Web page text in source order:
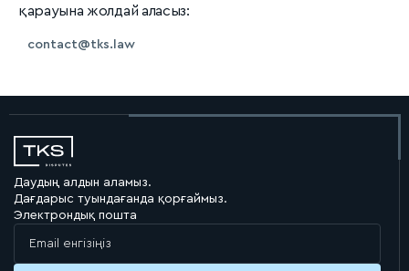
қарауына жолдай аласыз:
contact@tks.law
Даудың алдын аламыз.
Дағдарыс туындағанда қорғаймыз.
Электрондық пошта